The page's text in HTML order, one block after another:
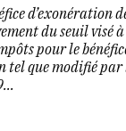
d’exonération
du seuil visé
pour le
tel que modifié